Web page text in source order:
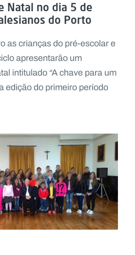
Natal no dia 5 de
do Porto
as crianças do pré-escolar e
apresentarão um
intitulado “A chave para um
edição do primeiro período